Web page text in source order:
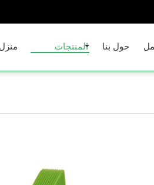
منزل المنتجات حول بنا